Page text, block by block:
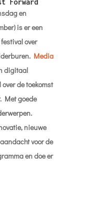
Forward
en
is er een
over
Media
digitaal
de toekomst
Met goede
nieuwe
voor de
en doe er